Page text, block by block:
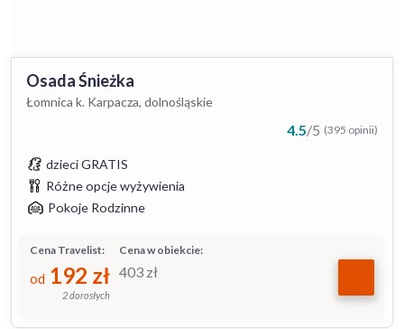
Osada Śnieżka
Łomnica k. Karpacza, dolnośląskie
4.5/5 (395 opinii)
dzieci GRATIS
Różne opcje wyżywienia
Pokoje Rodzinne
Cena w obiekcie:
403 zł
Cena Travelist:
od 192 zł
2 dorosłych